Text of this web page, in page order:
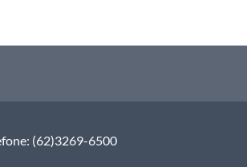
(62)3269-6500